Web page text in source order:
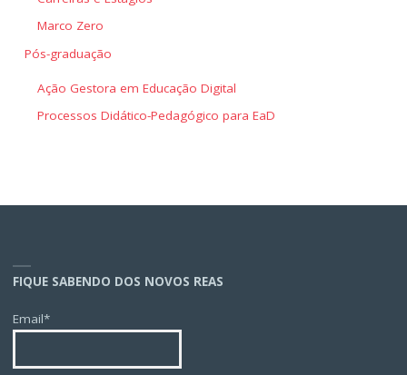
Marco Zero
Pós-graduação
Ação Gestora em Educação Digital
Processos Didático-Pedagógico para EaD
FIQUE SABENDO DOS NOVOS REAS
Email*